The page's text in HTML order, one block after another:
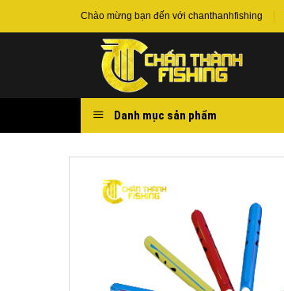
Chào mừng bạn đến với chanthanhfishing
Danh mục sản phẩm